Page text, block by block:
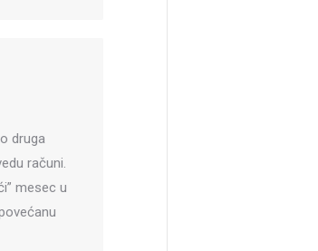
druga
računi.
mesec u